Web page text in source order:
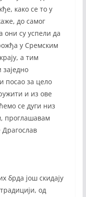
како се то у
до самог
они су успели да
у Сремским
а тим
посао за цело
и из ове
се дуги низ
проглашавам
Драгослав
брда још скидају
од